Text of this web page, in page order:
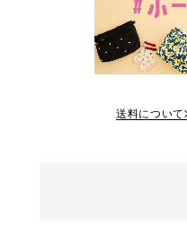
送料について